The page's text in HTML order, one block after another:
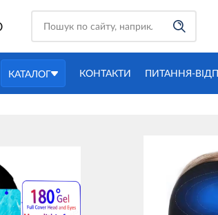
КАТАЛОГ КОНТАКТИ ПИТАННЯ-